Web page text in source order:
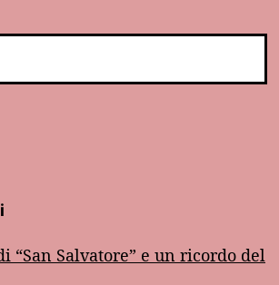
“San Salvatore” e un ricordo del